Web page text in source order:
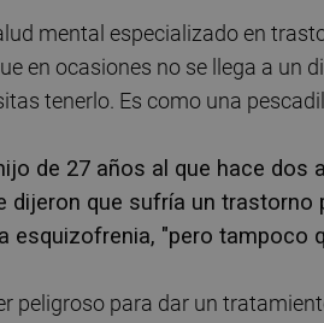
mental especializado en
en ocasiones no se llega a un
tenerlo. Es como una
de 27 años al que hace
dijeron que sufría un
esquizofrenia, "pero tampoco
peligroso para dar un